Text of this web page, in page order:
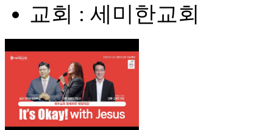
교회 : 세미한교회